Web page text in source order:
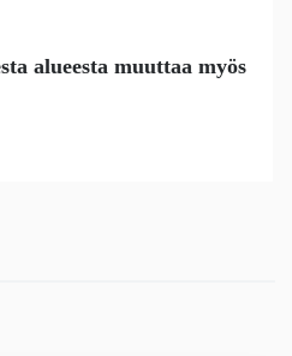
alueesta muuttaa myös